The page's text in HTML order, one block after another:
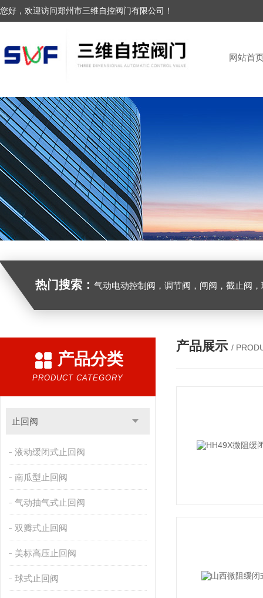
您好，欢迎访问郑州市三维自控阀门有限公司！
网站首
热门搜索： 气动电动控制阀，调节阀，闸阀，截止阀，球阀，蝶阀，止回阀，高温高压
产品分类
PRODUCT CATEGORY
止回阀
液动缓闭式止回阀
南瓜型止回阀
气动抽气式止回阀
双瓣式止回阀
美标高压止回阀
球式止回阀
产品展示 /